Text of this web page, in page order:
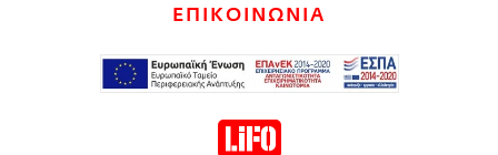
ΕΠΙΚΟΙΝΩΝΙΑ